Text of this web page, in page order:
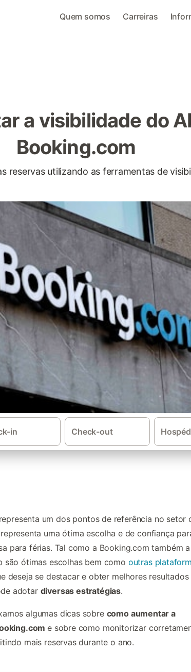
Quem somos Carreiras
a visibilidade do
Booking.com
reservas utilizando as ferramentas de
in Check-out
representa um dos pontos de referência no setor
representa uma ótima escolha e de confiança
para férias. Tal como a Booking.com também a
são ótimas escolhas bem como outras
deseja se destacar e obter melhores resultados
adotar diversas estratégias.
algumas dicas sobre como aumentar a
e sobre como monitorizar
mais reservas durante o ano.